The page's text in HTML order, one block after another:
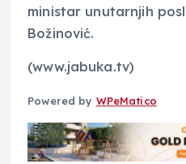
ministar unutarnjih
Božinović.
(www.jabuka.tv)
Powered by WPeMatico